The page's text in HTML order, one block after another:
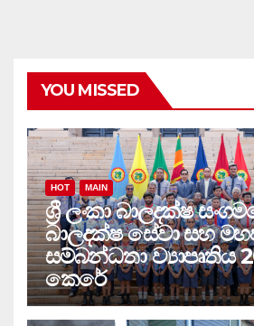
YOU MISSED
HOT MAIN
ශ්‍රී ලංකා බාලදක්ෂ
බාලදක්ෂ සේවා සහ
සම්බන්ධතා ව්‍යාපෘතිය
කෙරේ